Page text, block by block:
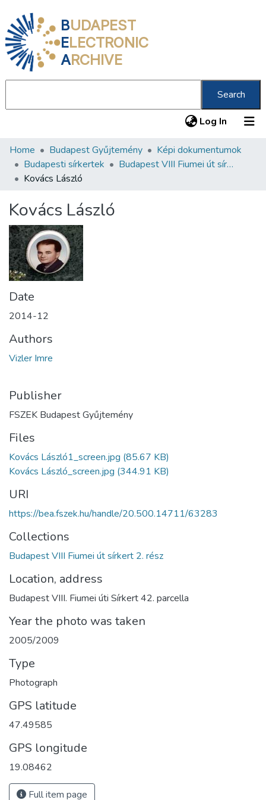
BUDAPEST
ELECTRONIC
ARCHIVE
Search
Log In (current)
Communities & Collections
All of DSpace
About us
Home Budapest Gyűjtemény
Képi dokumentumok
Budapesti sírkertek
Budapest VIII Fiumei út sírkert 2. rész
Kovács László
Kovács László
Date
2014-12
Authors
Vizler Imre
Publisher
FSZEK Budapest Gyűjtemény
Files
Kovács László1_screen.jpg (85.67 KB)
Kovács László_screen.jpg (344.91 KB)
URI
https://bea.fszek.hu/handle/20.500.14711/63283
Collections
Budapest VIII Fiumei út sírkert 2. rész
Location, address
Budapest VIII. Fiumei úti Sírkert 42. parcella
Year the photo was taken
2005/2009
Type
Photograph
GPS latitude
47.49585
GPS longitude
19.08462
Full item page